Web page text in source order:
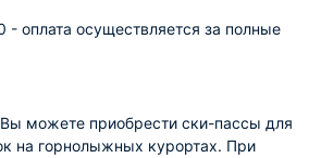
- оплата осуществляется за полные
можете приобрести ски-пассы для
на горнолыжных курортах. При